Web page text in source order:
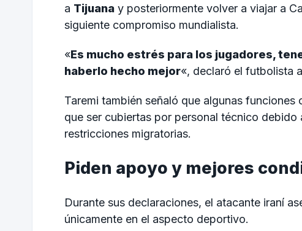
a Tijuana y posteriormente volver a viajar a
siguiente compromiso mundialista.
«Es mucho estrés para los jugadores,
haberlo hecho mejor«, declaró el futbolista
Taremi también señaló que algunas
que ser cubiertas por personal técnico
restricciones migratorias.
Piden apoyo y mejores
Durante sus declaraciones, el atacante iraní
únicamente en el aspecto deportivo.